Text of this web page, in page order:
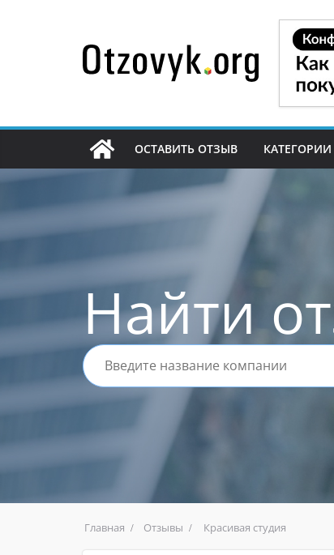
содержимому
ОСТАВИТЬ ОТЗЫВ КАТЕГОРИИ
Найти
Главная Отзывы Красивая студия